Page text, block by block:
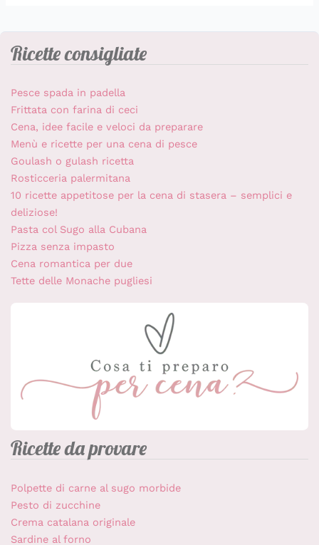
Ricette consigliate
Pesce spada in padella
Frittata con farina di ceci
Cena, idee facile e veloci da preparare
Menù e ricette per una cena di pesce
Goulash o gulash ricetta
Rosticceria palermitana
10 ricette appetitose per la cena di stasera – semplici e
deliziose!
Pasta col Sugo alla Cubana
Pizza senza impasto
Cena romantica per due
Tette delle Monache pugliesi
Ricette da provare
Polpette di carne al sugo morbide
Pesto di zucchine
Crema catalana originale
Sardine al forno